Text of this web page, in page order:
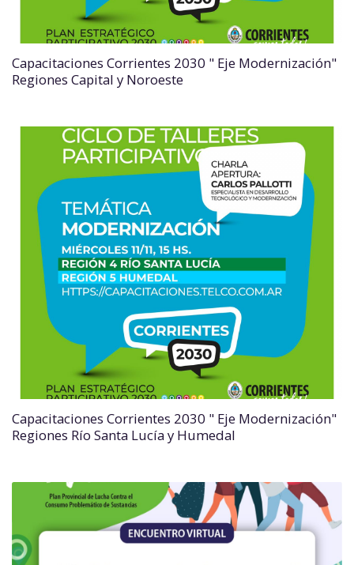
Capacitaciones Corrientes 2030 " Eje Modernización"
Regiones Capital y Noroeste
Capacitaciones Corrientes 2030 " Eje Modernización"
Regiones Río Santa Lucía y Humedal